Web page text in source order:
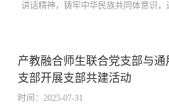
讲话精神，铸牢中华民族共同体意识
在国际大巴扎，精彩纷呈的民俗工艺
“各民族像石榴籽一样紧紧相拥”图景的
地，从文化背景、辨证论治体系，到...
产教融合师生联合党支部与
支部开展支部共建活动
时间：2025-07-31